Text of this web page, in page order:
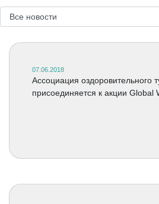
07.06.2018
Ассоциация оздоровительного
присоединяется к акции Global